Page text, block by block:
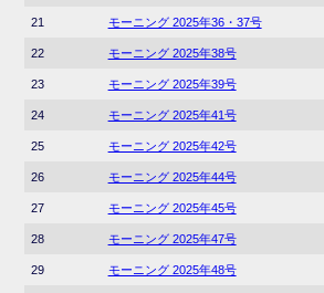
21 モーニング 2025年36・37号
22 モーニング 2025年38号
23 モーニング 2025年39号
24 モーニング 2025年41号
25 モーニング 2025年42号
26 モーニング 2025年44号
27 モーニング 2025年45号
28 モーニング 2025年47号
29 モーニング 2025年48号